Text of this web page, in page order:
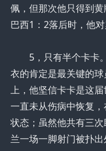
佩，但那次他只得到
巴西1：2落后时，他
5，只有半个卡卡。
衣的肯定是最关键的
上，他坚信卡卡是这
一直未从伤病中恢复
状态；虽然他共有三
兰一场一脚射门被扑出